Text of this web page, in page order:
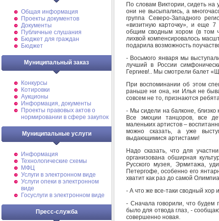
Общая информация
Проекты документов
Документы
Публичные слушания
Бюджет для граждан
Бюджет
Муниципальный заказ
Конкурсы
Котировки
Аукционы
Информация, документы
Проекты правовых актов о
нормировании в сфере закупок
Муниципальные услуги
Информация
Технологические схемы
МФЦ
Услуги в электронном виде
Услуги опеки в электронном
виде
Госуслуги в электронном виде
Пресс-служба
По словам Виктории, сидеть на
они не высыпались, а
группа Северо-Западного
«визитную карточку», и еще 7
общим сводным хором (в том
лихвой компенсировалось
подарила возможность
- Восьмого января мы
лучший в России
Гергиев!.. Мы смотрели балет
При воспоминании об этом
раньше ни она, ни Илья не
совсем не то, признаются
- Мы сидели на балконе, близко
Все эмоции танцоров, все
маленьких артистов –
можно сказать, а уже
выдающимися артистами!
Надо сказать, что для
организована обширная
Русского музея, Эрмитажа,
Петергофе, особенно его
хватит как раз до самой
- А что же все-таки сводный хор
- Сначала говорили, что будем
было для отвода глаз, -
совершенно новая.